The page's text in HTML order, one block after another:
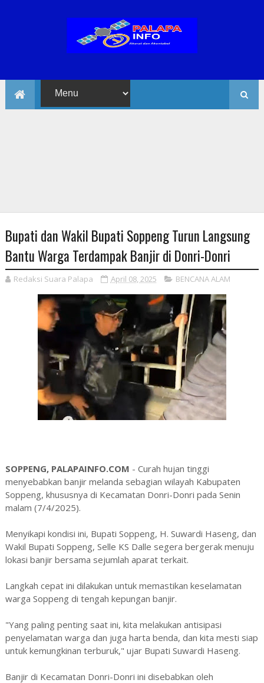
Bupati dan Wakil Bupati Soppeng Turun Langsung
Bantu Warga Terdampak Banjir di Donri-Donri
Redaksi Suara Palapa April 08, 2025 BENCANA ALAM
SOPPENG, PALAPAINFO.COM - Curah hujan tinggi
menyebabkan banjir melanda sebagian wilayah Kabupaten
Soppeng, khususnya di Kecamatan Donri-Donri pada Senin
malam (7/4/2025).
Menyikapi kondisi ini, Bupati Soppeng, H. Suwardi Haseng, dan
Wakil Bupati Soppeng, Selle KS Dalle segera bergerak menuju
lokasi banjir bersama sejumlah aparat terkait.
Langkah cepat ini dilakukan untuk memastikan keselamatan
warga Soppeng di tengah kepungan banjir.
"Yang paling penting saat ini, kita melakukan antisipasi
penyelamatan warga dan juga harta benda, dan kita mesti siap
untuk kemungkinan terburuk," ujar Bupati Suwardi Haseng.
Banjir di Kecamatan Donri-Donri ini disebabkan oleh